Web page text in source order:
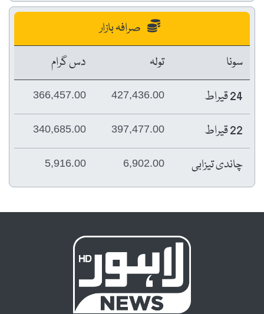
صرافہ بازار
سونا
تولہ
دس گرام
24 قیراط
427,436.00
366,457.00
22 قیراط 397,477.00
340,685.00
چاندی تیزابی 6,902.00
5,916.00